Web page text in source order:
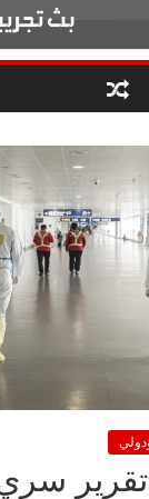
الوزاري لمدينة
إنشاء المبنى الإداري
المجلس القومي
متابعة قضية
قرينة البراءة
تقرير